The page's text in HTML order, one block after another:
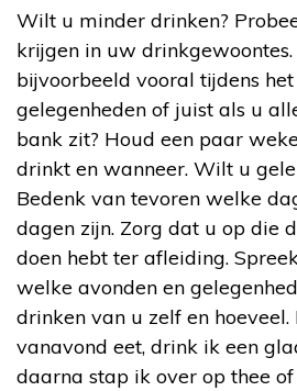
Wilt u minder drinken?
krijgen in uw
bijvoorbeeld vooral tijdens
gelegenheden of juist als u
bank zit? Houd een paar
drinkt en wanneer. Wilt u
Bedenk van tevoren welke
dagen zijn. Zorg dat u op die
doen hebt ter afleiding.
welke avonden en
drinken van u zelf en
vanavond eet, drink ik een
daarna stap ik over op thee